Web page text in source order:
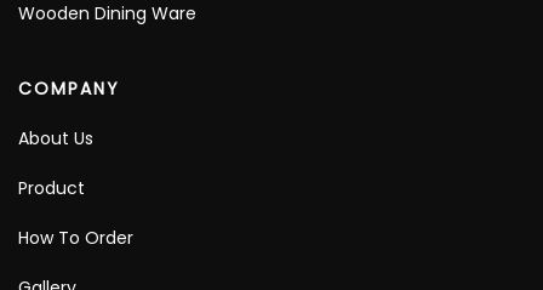
Wooden Dining Ware
COMPANY
About Us
Product
How To Order